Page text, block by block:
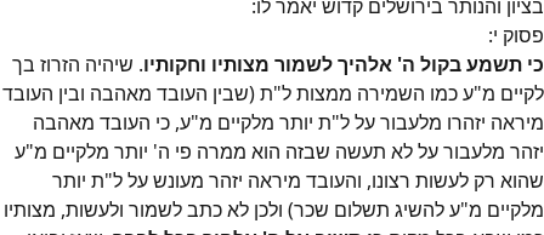
בציון והנותר בירושלים קדוש יאמר לו:
פסוק י:
כי תשמע בקול ה' אלהיך לשמור מצותיו וחקותיו. שיהיה הזרוז בך
לקיים מ"ע כמו השמירה ממצות ל"ת (שבין העובד מאהבה ובין העובד
מיראה יזהרו מלעבור על ל"ת יותר מלקיים מ"ע, כי העובד מאהבה
יזהר מלעבור על לא תעשה שבזה הוא ממרה פי ה' יותר מלקיים מ"ע
שהוא רק לעשות רצונו, והעובד מיראה יזהר מעונש על ל"ת יותר
מלקיים מ"ע להשיג תשלום שכר) ולכן לא כתב לשמור ולעשות, מצותיו